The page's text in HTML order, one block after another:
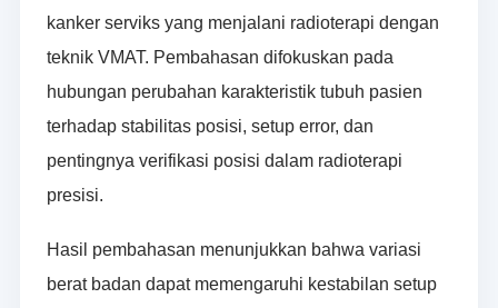
kanker serviks yang menjalani radioterapi dengan
teknik VMAT. Pembahasan difokuskan pada
hubungan perubahan karakteristik tubuh pasien
terhadap stabilitas posisi, setup error, dan
pentingnya verifikasi posisi dalam radioterapi
presisi.
Hasil pembahasan menunjukkan bahwa variasi
berat badan dapat memengaruhi kestabilan setup